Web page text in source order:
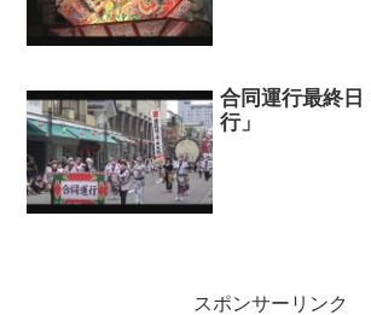
合同運行最終日
行」
スポンサーリンク